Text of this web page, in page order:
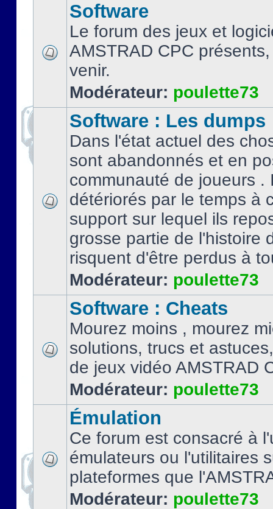
Software
Le forum des jeux et
AMSTRAD CPC
venir.
Modérateur: poulette73
Software : Les dumps
Dans l'état actuel des
sont abandonnés et en
communauté de joueurs .
détériorés par le temps à
support sur lequel ils
grosse partie de l'histoire
risquent d'être perdus à
Modérateur: poulette73
Software : Cheats
Mourez moins , mourez
solutions, trucs et
de jeux vidéo AMSTRAD
Modérateur: poulette73
Émulation
Ce forum est consacré à
émulateurs ou l'utilitaires
plateformes que
Modérateur: poulette73